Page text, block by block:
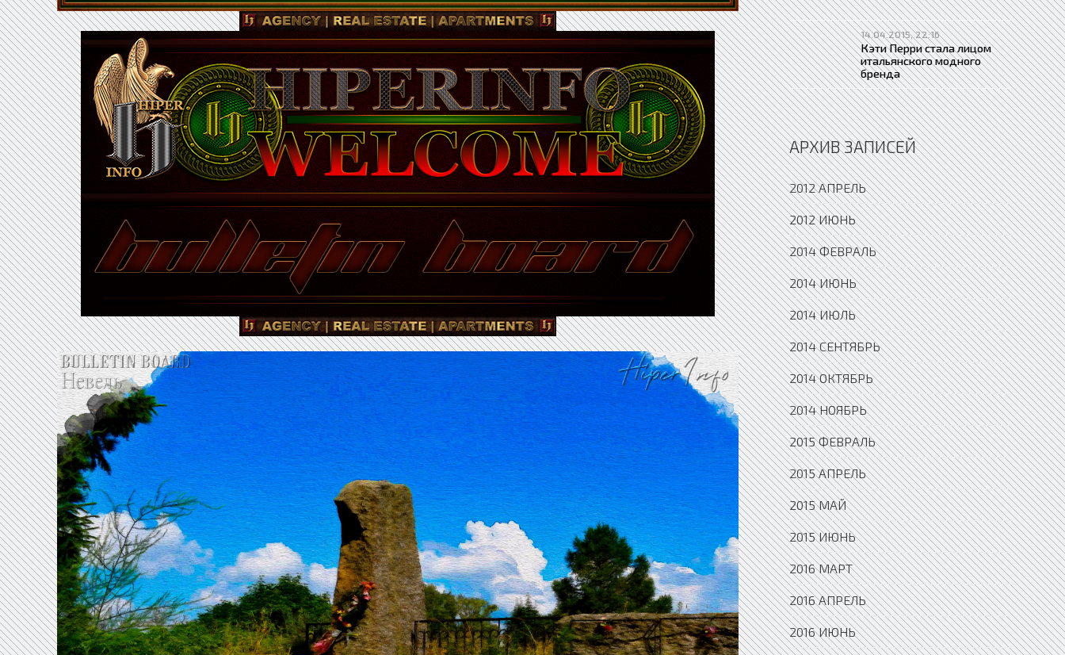
14.04.2015, 22:16
Кэти Перри стала лицом
итальянского модного
бренда
АРХИВ ЗАПИСЕЙ
2012 АПРЕЛЬ
2012 ИЮНЬ
2014 ФЕВРАЛЬ
2014 ИЮНЬ
2014 ИЮЛЬ
2014 СЕНТЯБРЬ
2014 ОКТЯБРЬ
2014 НОЯБРЬ
2015 ФЕВРАЛЬ
2015 АПРЕЛЬ
2015 МАЙ
2015 ИЮНЬ
2016 МАРТ
2016 АПРЕЛЬ
2016 ИЮНЬ